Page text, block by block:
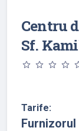
Centru
Sf.
star_outline star_outline star_outline star_outline
Tarife: